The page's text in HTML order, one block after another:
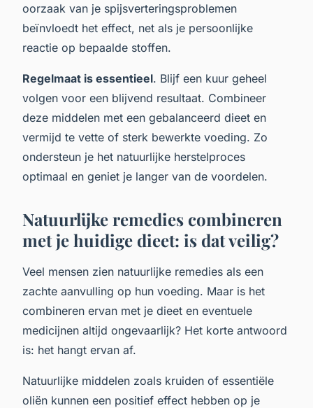
oorzaak van je spijsverteringsproblemen
beïnvloedt het effect, net als je persoonlijke
reactie op bepaalde stoffen.
Regelmaat is essentieel. Blijf een kuur geheel
volgen voor een blijvend resultaat. Combineer
deze middelen met een gebalanceerd dieet en
vermijd te vette of sterk bewerkte voeding. Zo
ondersteun je het natuurlijke herstelproces
optimaal en geniet je langer van de voordelen.
Natuurlijke remedies combineren
met je huidige dieet: is dat veilig?
Veel mensen zien natuurlijke remedies als een
zachte aanvulling op hun voeding. Maar is het
combineren ervan met je dieet en eventuele
medicijnen altijd ongevaarlijk? Het korte antwoord
is: het hangt ervan af.
Natuurlijke middelen zoals kruiden of essentiële
oliën kunnen een positief effect hebben op je